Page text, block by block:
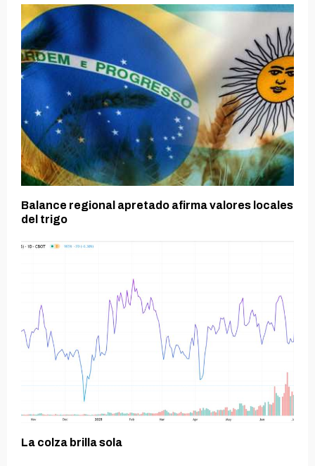
Balance regional apretado afirma valores locales
del trigo
La colza brilla sola